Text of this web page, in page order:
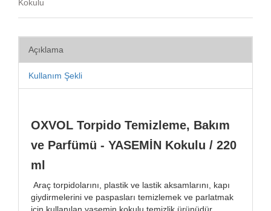
Kokulu
Açıklama
Kullanım Şekli
OXVOL Torpido Temizleme, Bakım
ve Parfümü - YASEMİN Kokulu / 220
ml
Araç torpidolarını, plastik ve lastik aksamlarını, kapı
giydirmelerini ve paspasları temizlemek ve parlatmak
için kullanılan yasemin kokulu temizlik ürünüdür.